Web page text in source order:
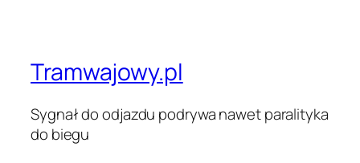
Tramwajowy.pl
Sygnał do odjazdu podrywa nawet paralityka
do biegu